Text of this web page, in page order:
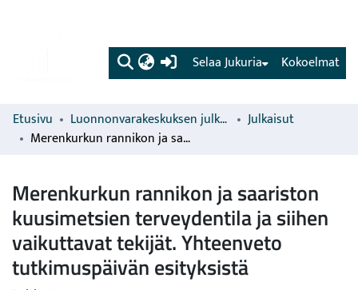
(current) Kokoelmat
Selaa Jukuria
Etusivu Luonnonvarakeskuksen julkaisut
Julkaisut
Merenkurkun rannikon ja saariston kuusimetsien terveydentila ja siihen vaikuttavat tekijät. Yhteenveto tutkimuspäivän esityksistä
Merenkurkun rannikon ja saariston
kuusimetsien terveydentila ja siihen
vaikuttavat tekijät. Yhteenveto
tutkimuspäivän esityksistä